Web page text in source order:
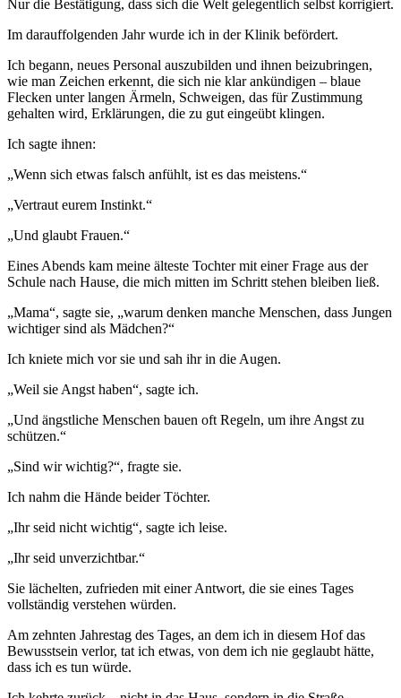
Nur die Bestätigung, dass sich die Welt gelegentlich selbst korrigiert.
Im darauffolgenden Jahr wurde ich in der Klinik befördert.
Ich begann, neues Personal auszubilden und ihnen beizubringen,
wie man Zeichen erkennt, die sich nie klar ankündigen – blaue
Flecken unter langen Ärmeln, Schweigen, das für Zustimmung
gehalten wird, Erklärungen, die zu gut eingeübt klingen.
Ich sagte ihnen:
„Wenn sich etwas falsch anfühlt, ist es das meistens.“
„Vertraut eurem Instinkt.“
„Und glaubt Frauen.“
Eines Abends kam meine älteste Tochter mit einer Frage aus der
Schule nach Hause, die mich mitten im Schritt stehen bleiben ließ.
„Mama“, sagte sie, „warum denken manche Menschen, dass Jungen
wichtiger sind als Mädchen?“
Ich kniete mich vor sie und sah ihr in die Augen.
„Weil sie Angst haben“, sagte ich.
„Und ängstliche Menschen bauen oft Regeln, um ihre Angst zu
schützen.“
„Sind wir wichtig?“, fragte sie.
Ich nahm die Hände beider Töchter.
„Ihr seid nicht wichtig“, sagte ich leise.
„Ihr seid unverzichtbar.“
Sie lächelten, zufrieden mit einer Antwort, die sie eines Tages
vollständig verstehen würden.
Am zehnten Jahrestag des Tages, an dem ich in diesem Hof das
Bewusstsein verlor, tat ich etwas, von dem ich nie geglaubt hätte,
dass ich es tun würde.